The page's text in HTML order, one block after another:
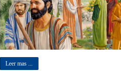
Leer mas ...